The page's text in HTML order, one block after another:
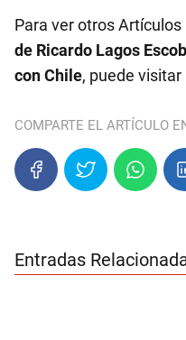
Para ver otros
de Ricardo Lagos
con Chile, puede
COMPARTE EL ARTÍCULO
Entradas